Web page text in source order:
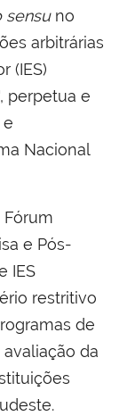
sensu no
arbitrárias
(IES)
perpetua e
Nacional
e Pós-
IES
restritivo
de
da